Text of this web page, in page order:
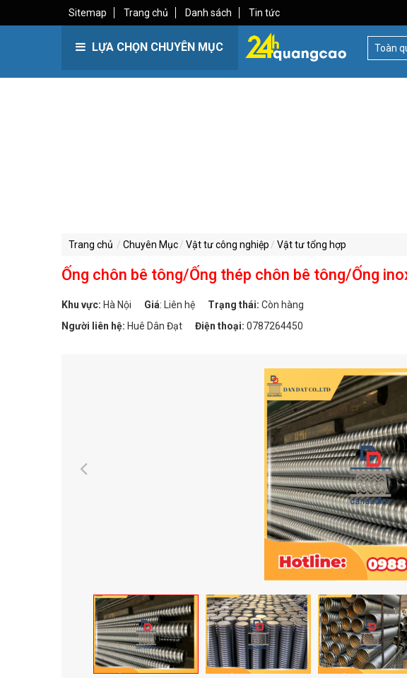
Sitemap Trang chủ Danh sách Tin tức
LỰA CHỌN CHUYÊN MỤC
Trang chủ Chuyên Mục Vật tư công nghiệp Vật tư tổng hợp
Ống chôn bê tông/Ống thép chôn bê tông/Ống
Khu vực: Hà Nội Giá: Liên hệ Trạng thái: Còn hàng
Người liên hệ: Huê Dân Đạt Điện thoại: 0787264450